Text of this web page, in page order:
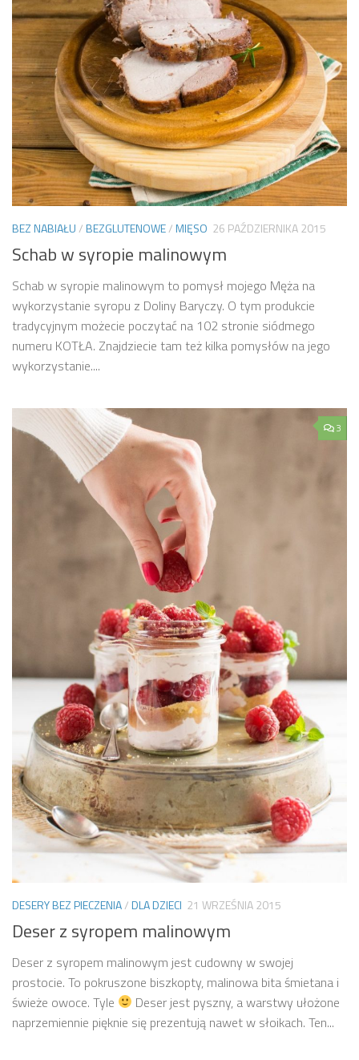
BEZ NABIAŁU/BEZGLUTENOWE/MIĘSO 26 PAŹDZIERNIKA 2015
Schab w syropie malinowym
Schab w syropie malinowym to pomysł mojego Męża na
wykorzystanie syropu z Doliny Baryczy. O tym produkcie
tradycyjnym możecie poczytać na 102 stronie siódmego
numeru KOTŁA. Znajdziecie tam też kilka pomysłów na jego
wykorzystanie....
3
DESERY BEZ PIECZENIA/DLA DZIECI 21 WRZEŚNIA 2015
Deser z syropem malinowym
Deser z syropem malinowym jest cudowny w swojej
prostocie. To pokruszone biszkopty, malinowa bita śmietana i
świeże owoce. Tyle
Deser jest pyszny, a warstwy ułożone
naprzemiennie pięknie się prezentują nawet w słoikach. Ten...